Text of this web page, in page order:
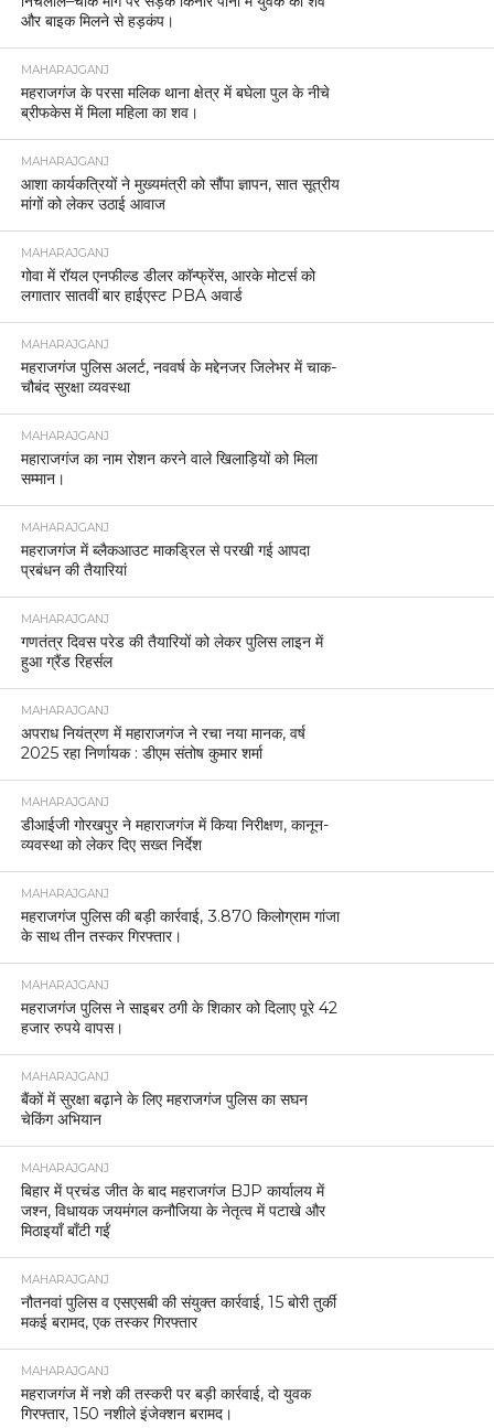
और बाइक मिलने से हड़कंप।
MAHARAJGANJ
महराजगंज के परसा मलिक थाना क्षेत्र में बघेला पुल के नीचे
ब्रीफकेस में मिला महिला का शव।
MAHARAJGANJ
आशा कार्यकत्रियों ने मुख्यमंत्री को सौंपा ज्ञापन, सात सूत्रीय
मांगों को लेकर उठाई आवाज
MAHARAJGANJ
गोवा में रॉयल एनफील्ड डीलर कॉन्फ्रेंस, आरके मोटर्स को
लगातार सातवीं बार हाईएस्ट PBA अवार्ड
MAHARAJGANJ
महराजगंज पुलिस अलर्ट, नववर्ष के मद्देनजर जिलेभर में चाक-
चौबंद सुरक्षा व्यवस्था
MAHARAJGANJ
महाराजगंज का नाम रोशन करने वाले खिलाड़ियों को मिला
सम्मान।
MAHARAJGANJ
महराजगंज में ब्लैकआउट माकड्रिल से परखी गई आपदा
प्रबंधन की तैयारियां
MAHARAJGANJ
गणतंत्र दिवस परेड की तैयारियों को लेकर पुलिस लाइन में
हुआ ग्रैंड रिहर्सल
MAHARAJGANJ
अपराध नियंत्रण में महाराजगंज ने रचा नया मानक, वर्ष
2025 रहा निर्णायक : डीएम संतोष कुमार शर्मा
MAHARAJGANJ
डीआईजी गोरखपुर ने महाराजगंज में किया निरीक्षण, कानून-
व्यवस्था को लेकर दिए सख्त निर्देश
MAHARAJGANJ
महराजगंज पुलिस की बड़ी कार्रवाई, 3.870 किलोग्राम गांजा
के साथ तीन तस्कर गिरफ्तार।
MAHARAJGANJ
महराजगंज पुलिस ने साइबर ठगी के शिकार को दिलाए पूरे 42
हजार रुपये वापस।
MAHARAJGANJ
बैंकों में सुरक्षा बढ़ाने के लिए महराजगंज पुलिस का सघन
चेकिंग अभियान
MAHARAJGANJ
बिहार में प्रचंड जीत के बाद महराजगंज BJP कार्यालय में
जश्न, विधायक जयमंगल कनौजिया के नेतृत्व में पटाखे और
मिठाइयाँ बाँटी गईं
MAHARAJGANJ
नौतनवां पुलिस व एसएसबी की संयुक्त कार्रवाई, 15 बोरी तुर्की
मकई बरामद, एक तस्कर गिरफ्तार
MAHARAJGANJ
महराजगंज में नशे की तस्करी पर बड़ी कार्रवाई, दो युवक
गिरफ्तार, 150 नशीले इंजेक्शन बरामद।